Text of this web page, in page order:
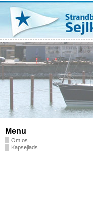
Menu
Om os
Kapsejlads